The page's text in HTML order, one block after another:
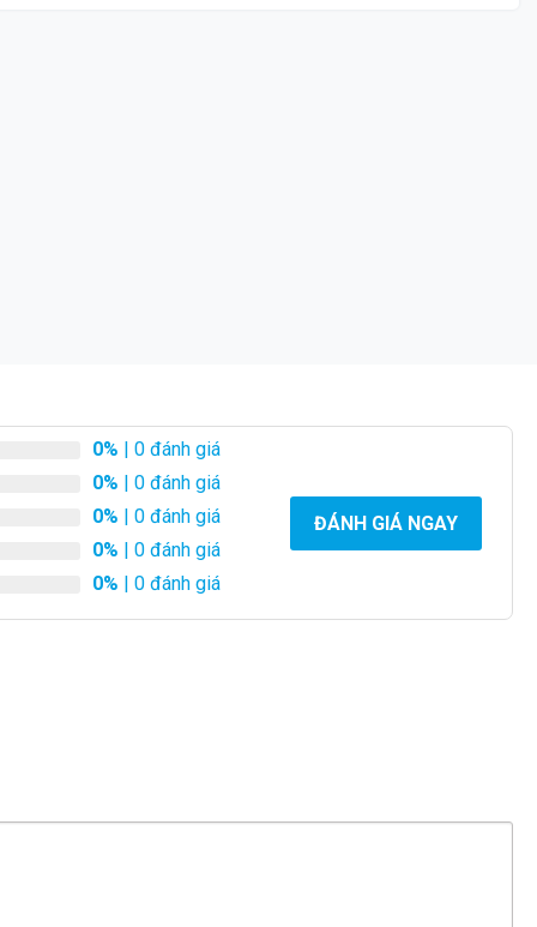
0% | 0 đánh giá
0% | 0 đánh giá
0% | 0 đánh giá
0% | 0 đánh giá
0% | 0 đánh giá
ĐÁNH GIÁ NGAY